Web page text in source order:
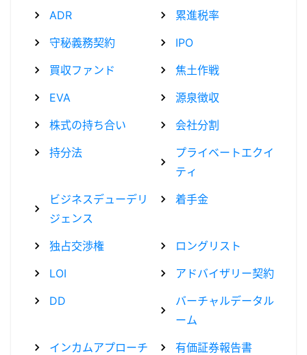
ADR
累進税率
守秘義務契約
IPO
買収ファンド
焦土作戦
EVA
源泉徴収
株式の持ち合い
会社分割
持分法
プライベートエクイ
ティ
ビジネスデューデリ
ジェンス
着手金
独占交渉権
ロングリスト
LOI
アドバイザリー契約
DD
バーチャルデータル
ーム
インカムアプローチ
有価証券報告書